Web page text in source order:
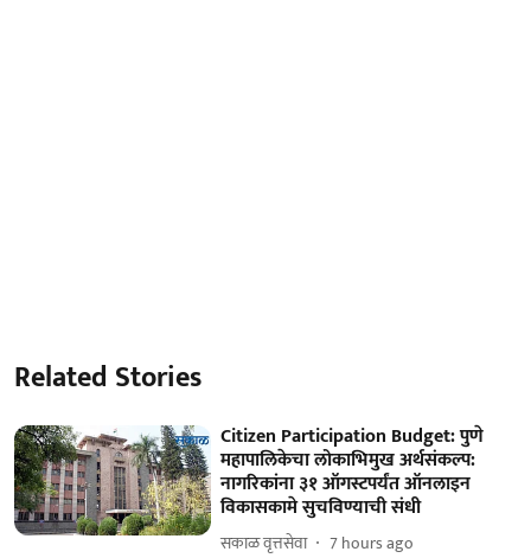
Related Stories
Citizen Participation Budget: पुणे
महापालिकेचा लोकाभिमुख अर्थसंकल्प:
नागरिकांना ३१ ऑगस्टपर्यंत ऑनलाइन
विकासकामे सुचविण्याची संधी
सकाळ वृत्तसेवा 7 hours ago